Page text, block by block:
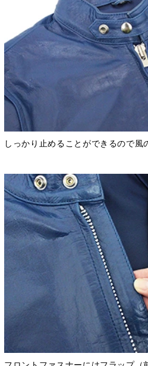
しっかり止めることができるので風